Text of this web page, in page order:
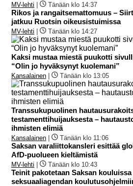
MV-lehti Tänään klo 14:37
Rikos ja rangaitsemattomuus –
jatkuu Ruotsin oikeusistuimissa
MV-lehti Tänään klo 14:27
Kaksi mustaa miestä puukotti
“Olin jo hyväksynyt kuolemani”
Kansalainen Tänään klo 13:05
Transsukupuolinen
testamenttihuijauksesta –
ihmisten elimiä
Kansalainen Tänään klo 11:06
Saksan varaliittokansleri esittää
AfD-puolueen kieltämistä
MV-lehti Tänään klo 10:43
Teinit pakotetaan Saksan kouluissa
seksuaaliagendan